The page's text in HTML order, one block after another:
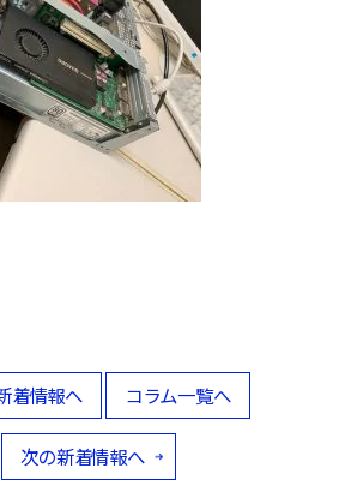
着情報へ コラム一覧へ
次の新着情報へ